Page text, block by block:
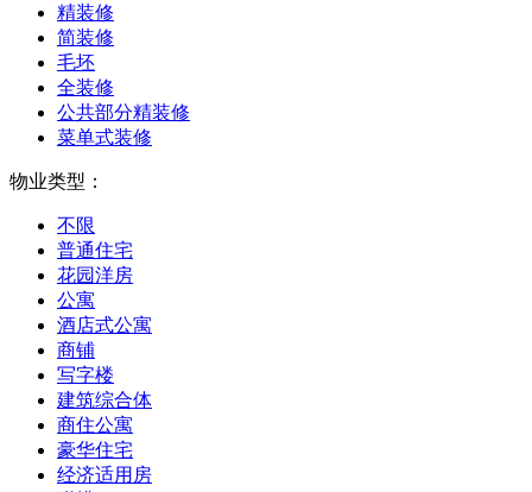
精装修
简装修
毛坯
全装修
公共部分精装修
菜单式装修
物业类型：
不限
普通住宅
花园洋房
公寓
酒店式公寓
商铺
写字楼
建筑综合体
商住公寓
豪华住宅
经济适用房